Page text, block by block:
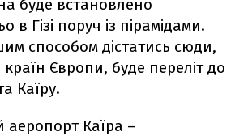
буде встановлено
в Гізі поруч із пірамідами.
способом дістатись сюди,
Європи, буде переліт до
Каїру.
Каїра –